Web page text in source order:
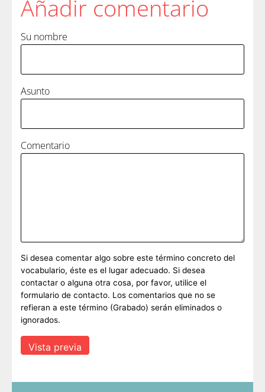
Añadir comentario
Su nombre
Asunto
Comentario
Si desea comentar algo sobre este término concreto del
vocabulario, éste es el lugar adecuado. Si desea
contactar o alguna otra cosa, por favor, utilice el
formulario de contacto. Los comentarios que no se
refieran a este término (Grabado) serán eliminados o
ignorados.